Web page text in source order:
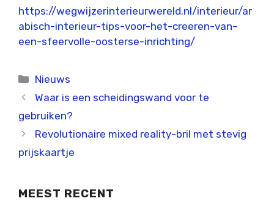
https://wegwijzerinterieurwereld.nl/interieur/ar
abisch-interieur-tips-voor-het-creeren-van-
een-sfeervolle-oosterse-inrichting/
Categorieën
Nieuws
Waar is een scheidingswand voor te
gebruiken?
Revolutionaire mixed reality-bril met stevig
prijskaartje
MEEST RECENT